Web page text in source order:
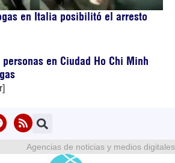
en Italia posibilitó el arresto
en Ciudad Ho Chi Minh
Agencias de noticias y medios digitales